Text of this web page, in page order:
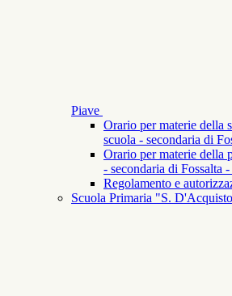
Piave
Orario per materie della
scuola - secondaria di
Orario per materie della
- secondaria di Fossalta
Regolamento e
Scuola Primaria "S.